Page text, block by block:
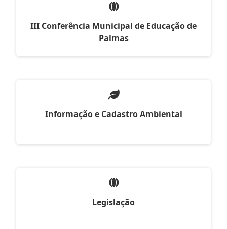
III Conferência Municipal de Educação de
Palmas
Informação e Cadastro Ambiental
Legislação